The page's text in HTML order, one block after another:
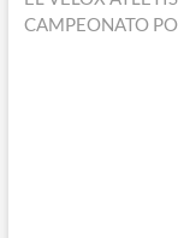
CAMPEONATO